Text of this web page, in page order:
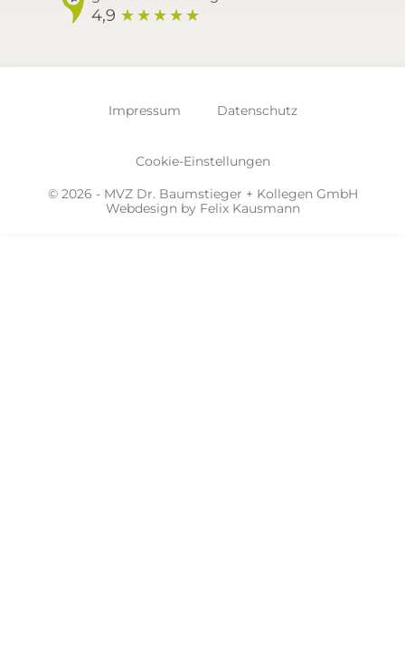
4,9 ★ ★ ★ ★ ★
© 2026 - MVZ Dr. Baumstieger + Kollegen GmbH
Webdesign by Felix Kausmann
Impressum Datenschutz
Cookie-Einstellungen